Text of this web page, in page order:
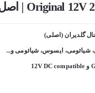
گلدیران (اصلی)
شیائومی، ایسوس، شیائومی و...